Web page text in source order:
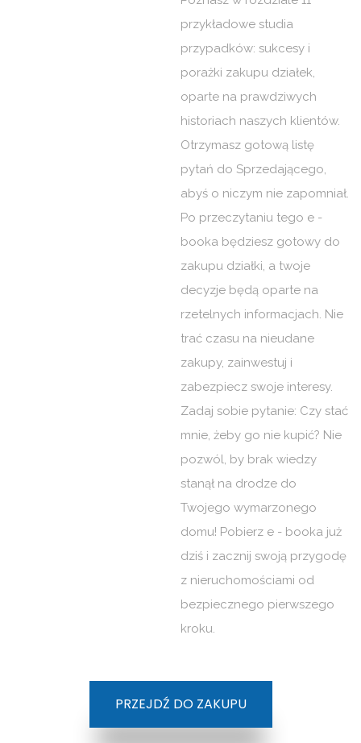
przykładowe studia
przypadków: sukcesy i
porażki zakupu działek,
oparte na prawdziwych
historiach naszych klientów.
Otrzymasz gotową listę
pytań do Sprzedającego,
abyś o niczym nie zapomniał.
Po przeczytaniu tego e -
booka będziesz gotowy do
zakupu działki, a twoje
decyzje będą oparte na
rzetelnych informacjach. Nie
trać czasu na nieudane
zakupy, zainwestuj i
zabezpiecz swoje interesy.
Zadaj sobie pytanie: Czy stać
mnie, żeby go nie kupić? Nie
pozwól, by brak wiedzy
stanął na drodze do
Twojego wymarzonego
domu! Pobierz e - booka już
dziś i zacznij swoją przygodę
z nieruchomościami od
bezpiecznego pierwszego
kroku.
PRZEJDŹ DO ZAKUPU